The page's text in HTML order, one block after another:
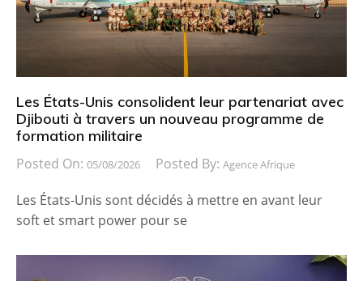
Les États-Unis consolident leur partenariat avec
Djibouti à travers un nouveau programme de
formation militaire
Posted On: 05/08/2026 Posted By: Agence Afrique
Les États-Unis sont décidés à mettre en avant leur
soft et smart power pour se